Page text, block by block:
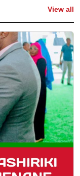
View all